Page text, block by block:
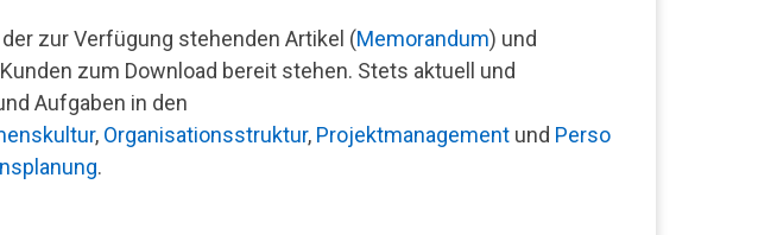
zur Verfügung stehenden Artikel (Memorandum) und
zum Download bereit stehen. Stets aktuell und
Aufgaben in den
, Organisationsstruktur, Projektmanagementund Perso
.